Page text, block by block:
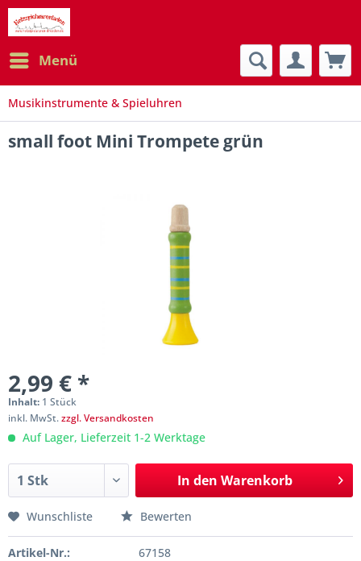
Menü
Musikinstrumente & Spieluhren
small foot Mini Trompete grün
2,99 € *
Inhalt: 1 Stück
inkl. MwSt.zzgl. Versandkosten
Auf Lager, Lieferzeit 1-2 Werktage
In den Warenkorb
Wunschliste Bewerten
Artikel-Nr.:
67158